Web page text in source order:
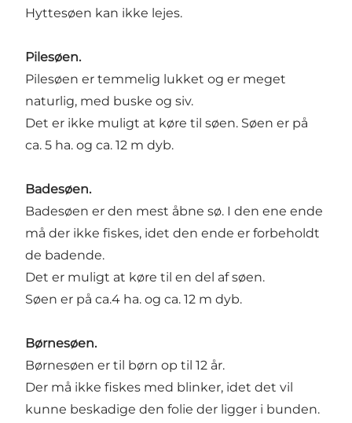
Hyttesøen kan ikke lejes.
Pilesøen.
Pilesøen er temmelig lukket og er meget
naturlig, med buske og siv.
Det er ikke muligt at køre til søen. Søen er på
ca. 5 ha. og ca. 12 m dyb.
Badesøen.
Badesøen er den mest åbne sø. I den ene ende
må der ikke fiskes, idet den ende er forbeholdt
de badende.
Det er muligt at køre til en del af søen.
Søen er på ca.4 ha. og ca. 12 m dyb.
Børnesøen.
Børnesøen er til børn op til 12 år.
Der må ikke fiskes med blinker, idet det vil
kunne beskadige den folie der ligger i bunden.